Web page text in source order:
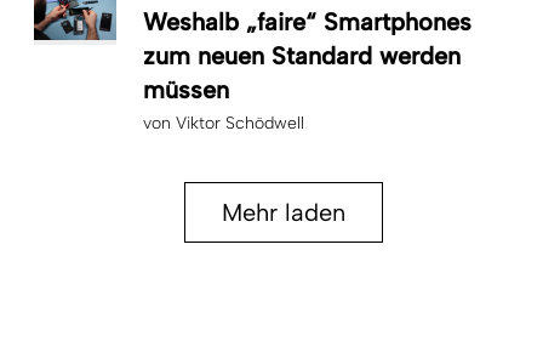
Weshalb „faire“ Smartphones
zum neuen Standard werden
müssen
von Viktor Schödwell
Mehr laden